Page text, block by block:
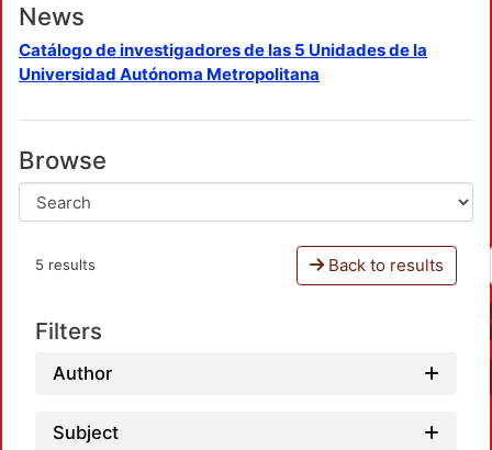
News
Catálogo de investigadores de las 5 Unidades de la
Universidad Autónoma Metropolitana
Browse
5 results Back to results
Filters
Author
Subject